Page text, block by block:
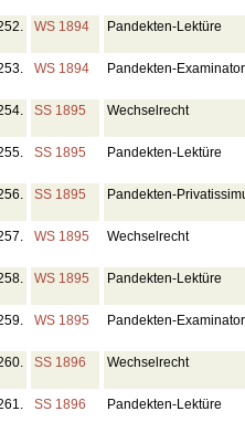
WS 1894 Pandekten-Lektüre
WS 1894 Pandekten-
SS 1895 Wechselrecht
SS 1895 Pandekten-Lektüre
SS 1895 Pandekten-
WS 1895 Wechselrecht
WS 1895 Pandekten-Lektüre
WS 1895 Pandekten-
SS 1896 Wechselrecht
SS 1896 Pandekten-Lektüre